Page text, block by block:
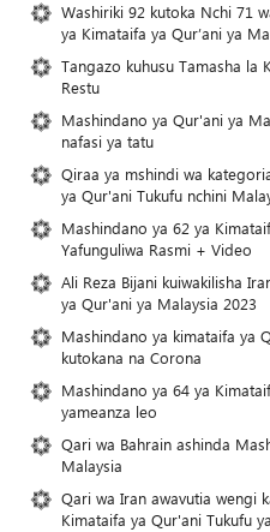
Washiriki 92 kutoka Nchi 71
ya Kimataifa ya Qur’ani ya
Tangazo kuhusu Tamasha la
Restu
Mashindano ya Qur'ani ya
nafasi ya tatu
Qiraa ya mshindi wa
ya Qur'ani Tukufu nchini
Mashindano ya 62 ya
Yafunguliwa Rasmi + Video
Ali Reza Bijani kuiwakilisha
ya Qur'ani ya Malaysia 2023
Mashindano ya kimataifa ya
kutokana na Corona
Mashindano ya 64 ya
yameanza leo
Qari wa Bahrain ashinda
Malaysia
Qari wa Iran awavutia wengi
Kimataifa ya Qur'ani Tukufu